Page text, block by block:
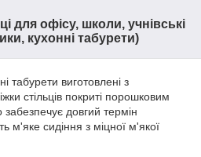
для офісу, школи, учнівські
кухонні табурети)
табурети виготовлені з
стільців покриті порошковим
довгий термін
м'яке сидіння з міцної м'якої